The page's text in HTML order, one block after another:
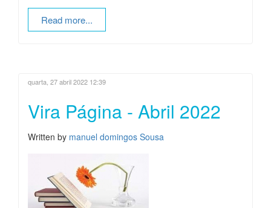
Read more...
quarta, 27 abril 2022 12:39
Vira Página - Abril 2022
Written by manuel domingos Sousa